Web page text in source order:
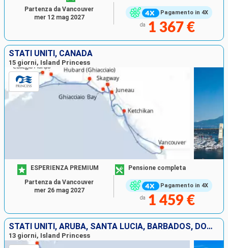
Pagamento in 4X
da 1 367 €
Partenza da Vancouver
mer 12 mag 2027
STATI UNITI, CANADA
15 giorni, Island Princess
Pagamento in 4X
ESPERIENZA PREMIUM Pensione completa
da 1 459 €
Partenza da Vancouver
mer 26 mag 2027
STATI UNITI, ARUBA, SANTA LUCIA, BARBADOS, DOMINICA, SAINT MARTIN
13 giorni, Island Princess